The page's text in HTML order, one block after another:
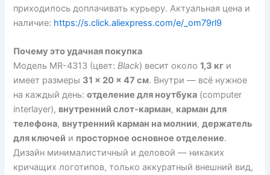
приходилось доплачивать курьеру. Актуальная цена и
наличие: https://s.click.aliexpress.com/e/_om79rl9
Почему это удачная покупка
Модель MR-4313 (цвет:Black) весит около1,3 кг и
имеет размеры 31 × 20 × 47 см. Внутри — всё нужное
на каждый день:отделение для ноутбука (computer
interlayer), внутренний слот-карман, карман для
телефона, внутренний карман на молнии,держатель
для ключей и просторное основное отделение.
Дизайн минималистичный и деловой — никаких
кричащих логотипов, только аккуратный внешний вид,